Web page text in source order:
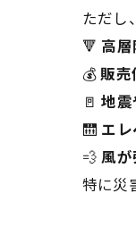
ただし
🔻 高
💰販売
🚪地
🛗 エ
💨風
特に災